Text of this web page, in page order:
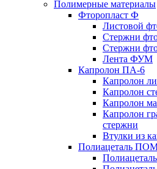
Полимерные материалы
Фторопласт Ф
Листовой
Стержни
Стержни
Лента ФУМ
Капролон ПА-6
Капролон
Капролон
Капролон
Капролон
стержни
Втулки из
Полиацеталь